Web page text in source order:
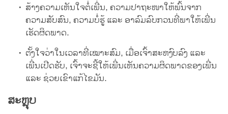
ສ້າງຄວາມເຫັນໃຈຕໍ່ເພີ່ນ, ຄວາມປາຖະໜາໃຫ້ພົ້ນຈາກ
ຄວາມສັບສົນ, ຄວາມບໍ່ຮູ້ ແລະ ອາລົມລົບກວນທີ່ພາໃຫ້ເພີ່ນ
ເຮັດຜິດພາດ.
ຕັ້ງໃຈວ່າໃນເວລາທີ່ເໝາະສົມ, ເມື່ອເຈົ້າສະຫງົບລົງ ແລະ
ເພີ່ນເປີດຮັບ, ເຈົ້າຈະຊີ້ໃຫ້ເພີ່ນເຫັນຄວາມຜິດພາດຂອງເພີ່ນ
ແລະ ຊ່ວຍເຂົາແກ້ໄຂມັນ.
ສະຫຼຸບ